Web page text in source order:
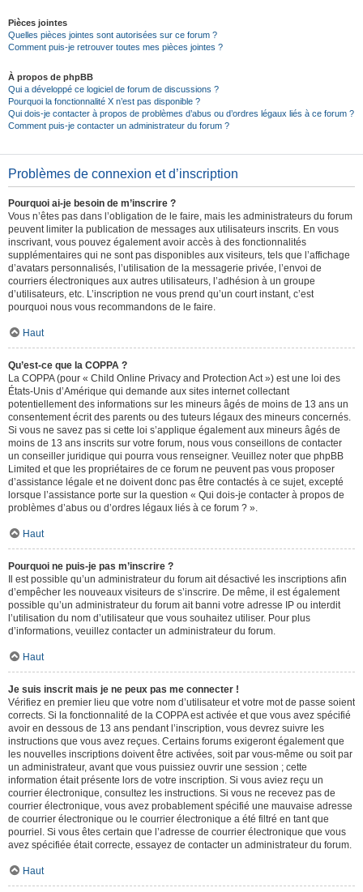
Pièces jointes
Quelles pièces jointes sont autorisées sur ce forum ?
Comment puis-je retrouver toutes mes pièces jointes ?
À propos de phpBB
Qui a développé ce logiciel de forum de discussions ?
Pourquoi la fonctionnalité X n’est pas disponible ?
Qui dois-je contacter à propos de problèmes d’abus ou d’ordres légaux liés à ce forum ?
Comment puis-je contacter un administrateur du forum ?
Problèmes de connexion et d’inscription
Pourquoi ai-je besoin de m’inscrire ?
Vous n’êtes pas dans l’obligation de le faire, mais les administrateurs du forum
peuvent limiter la publication de messages aux utilisateurs inscrits. En vous
inscrivant, vous pouvez également avoir accès à des fonctionnalités
supplémentaires qui ne sont pas disponibles aux visiteurs, tels que l’affichage
d’avatars personnalisés, l’utilisation de la messagerie privée, l’envoi de
courriers électroniques aux autres utilisateurs, l’adhésion à un groupe
d’utilisateurs, etc. L’inscription ne vous prend qu’un court instant, c’est
pourquoi nous vous recommandons de le faire.
Haut
Qu’est-ce que la COPPA ?
La COPPA (pour « Child Online Privacy and Protection Act ») est une loi des
États-Unis d’Amérique qui demande aux sites internet collectant
potentiellement des informations sur les mineurs âgés de moins de 13 ans un
consentement écrit des parents ou des tuteurs légaux des mineurs concernés.
Si vous ne savez pas si cette loi s’applique également aux mineurs âgés de
moins de 13 ans inscrits sur votre forum, nous vous conseillons de contacter
un conseiller juridique qui pourra vous renseigner. Veuillez noter que phpBB
Limited et que les propriétaires de ce forum ne peuvent pas vous proposer
d’assistance légale et ne doivent donc pas être contactés à ce sujet, excepté
lorsque l’assistance porte sur la question « Qui dois-je contacter à propos de
problèmes d’abus ou d’ordres légaux liés à ce forum ? ».
Haut
Pourquoi ne puis-je pas m’inscrire ?
Il est possible qu’un administrateur du forum ait désactivé les inscriptions afin
d’empêcher les nouveaux visiteurs de s’inscrire. De même, il est également
possible qu’un administrateur du forum ait banni votre adresse IP ou interdit
l’utilisation du nom d’utilisateur que vous souhaitez utiliser. Pour plus
d’informations, veuillez contacter un administrateur du forum.
Haut
Je suis inscrit mais je ne peux pas me connecter !
Vérifiez en premier lieu que votre nom d’utilisateur et votre mot de passe soient
corrects. Si la fonctionnalité de la COPPA est activée et que vous avez spécifié
avoir en dessous de 13 ans pendant l’inscription, vous devrez suivre les
instructions que vous avez reçues. Certains forums exigeront également que
les nouvelles inscriptions doivent être activées, soit par vous-même ou soit par
un administrateur, avant que vous puissiez ouvrir une session ; cette
information était présente lors de votre inscription. Si vous aviez reçu un
courrier électronique, consultez les instructions. Si vous ne recevez pas de
courrier électronique, vous avez probablement spécifié une mauvaise adresse
de courrier électronique ou le courrier électronique a été filtré en tant que
pourriel. Si vous êtes certain que l’adresse de courrier électronique que vous
avez spécifiée était correcte, essayez de contacter un administrateur du forum.
Haut